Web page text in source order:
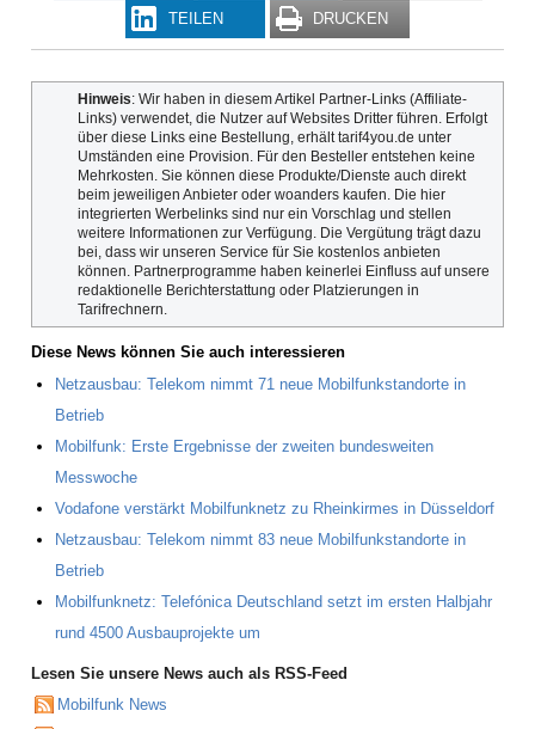
TEILEN DRUCKEN
Hinweis: Wir haben in diesem Artikel Partner-Links (Affiliate-
Links) verwendet, die Nutzer auf Websites Dritter führen. Erfolgt
über diese Links eine Bestellung, erhält tarif4you.de unter
Umständen eine Provision. Für den Besteller entstehen keine
Mehrkosten. Sie können diese Produkte/Dienste auch direkt
beim jeweiligen Anbieter oder woanders kaufen. Die hier
integrierten Werbelinks sind nur ein Vorschlag und stellen
weitere Informationen zur Verfügung. Die Vergütung trägt dazu
bei, dass wir unseren Service für Sie kostenlos anbieten
können. Partnerprogramme haben keinerlei Einfluss auf unsere
redaktionelle Berichterstattung oder Platzierungen in
Tarifrechnern.
Diese News können Sie auch interessieren
Netzausbau: Telekom nimmt 71 neue Mobilfunkstandorte in
Betrieb
Mobilfunk: Erste Ergebnisse der zweiten bundesweiten
Messwoche
Vodafone verstärkt Mobilfunknetz zu Rheinkirmes in Düsseldorf
Netzausbau: Telekom nimmt 83 neue Mobilfunkstandorte in
Betrieb
Mobilfunknetz: Telefónica Deutschland setzt im ersten Halbjahr
rund 4500 Ausbauprojekte um
Lesen Sie unsere News auch als RSS-Feed
Mobilfunk News